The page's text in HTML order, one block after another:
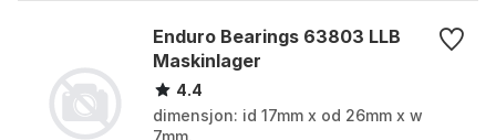
Enduro Bearings 63803 LLB
Maskinlager
4.4
dimensjon: id 17mm x od 26mm x w
7mm.